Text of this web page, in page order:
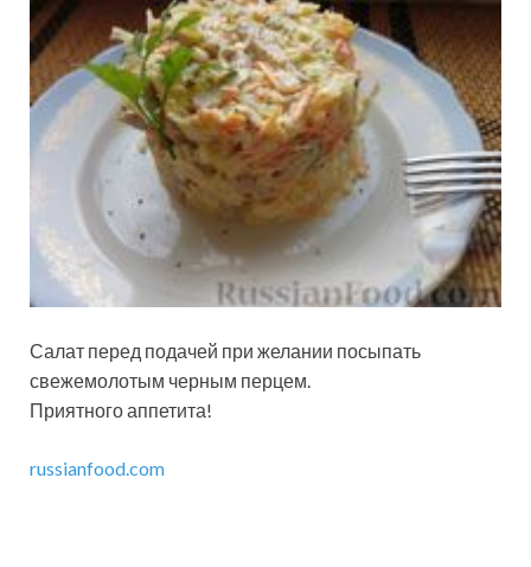
Салат перед подачей при желании посыпать
свежемолотым черным перцем.
Приятного аппетита!
russianfood.com